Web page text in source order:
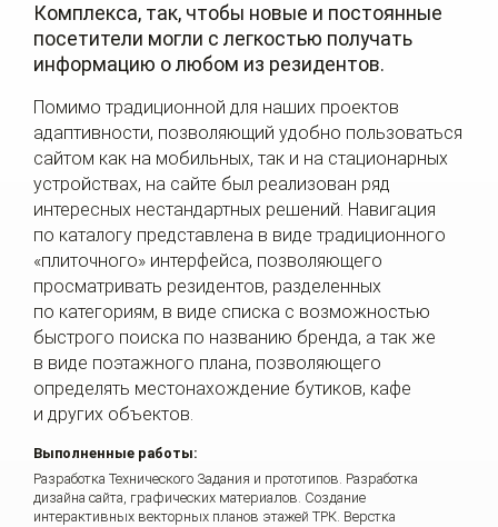
Комплекса, так, чтобы новые и постоянные
посетители могли с легкостью получать
информацию о любом из резидентов.
Помимо традиционной для наших проектов
адаптивности, позволяющий удобно пользоваться
сайтом как на мобильных, так и на стационарных
устройствах, на сайте был реализован ряд
интересных нестандартных решений. Навигация
по каталогу представлена в виде традиционного
«плиточного» интерфейса, позволяющего
просматривать резидентов, разделенных
по категориям, в виде списка с возможностью
быстрого поиска по названию бренда, а так же
в виде поэтажного плана, позволяющего
определять местонахождение бутиков, кафе
и других объектов.
Выполненные работы:
Разработка Технического Задания и прототипов. Разработка
дизайна сайта, графических материалов. Создание
интерактивных векторных планов этажей ТРК. Верстка